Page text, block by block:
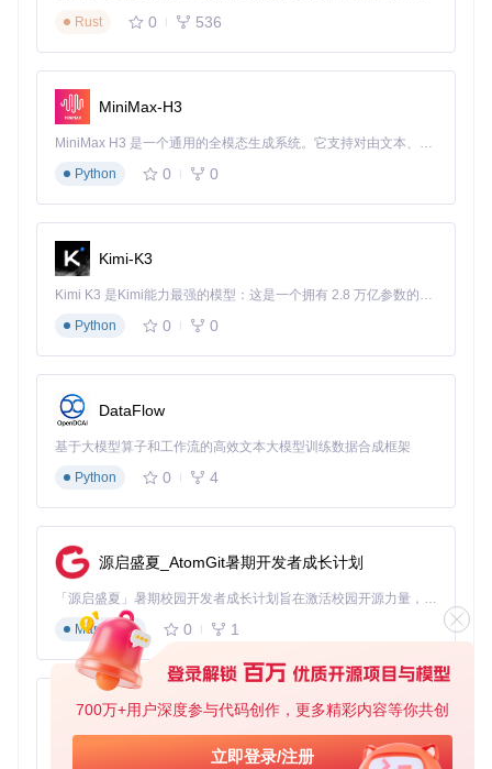
700万+用户深度参与代码创作，更多精彩内容等你共创
立即登录/注册
传统的固定档位控制不同，这里的曲线可以实现温度与转速的
连续对应关系，让风扇转速调节更加细腻平滑。
特性
温度采样点
2-3个 8-12个
300%
转速调节档位
3-5级
700%
实战指南：打造专属的静音散热方案
基础配置：从零开始的安装与设置
环境准备： 确保系统已安装.NET 7.0或更高版本运行时，卸载
华硕官方Armoury Crate软件以避免冲突。
获取与安装：
# 克隆项目仓库
clone https://gitcode.com/GitHub_Trending/gh/g-helper
# 进入应用目录
g-helper/app
# 运行应用程序
Rust
0 536
MiniMax-H3
MiniMax H3 是一个通用的全模态生成系统。它支持对由文本、图像、视频和音频组成的多模态上下文进行统一理解，并能生成分辨率高达 2K、时长可达 15 秒的带原生立体声音频的视频。得益于面向任务泛化的系统设计，H3 在预训练阶段就已具备广泛的多模态上下文理解与生成能力，能够出色地执行复杂的多模态指令。
Python
0 0
Kimi-K3
Kimi K3 是Kimi能力最强的模型：这是一个拥有 2.8 万亿参数的混合专家（MoE）模型，具备原生视觉理解能力，并支持 100 万 token 的上下文窗口。
Python
0 0
DataFlow
基于大模型算子和工作流的高效文本大模型训练数据合成框架
Python
0 4
源启盛夏_AtomGit暑期开发者成长计划
「源启盛夏」暑期校园开发者成长计划旨在激活校园开源力量，通过积分激励、认证扶持、资源倾斜等形式，引导高校组织和开发者完成「入驻 — 建项目 — 做贡献 — 获认证 — 得资源」的完整闭环。无论你是想带领社团入驻平台的组织者，还是希望用代码贡献证明自己的开发者，都能在这里找到属于你的成长路径。
Markdown
0 1
py-xiaozhi
基于Python的Xiaozhi AI，适用于想要完整Xiaozhi体验而无需拥有专用硬件的用户。